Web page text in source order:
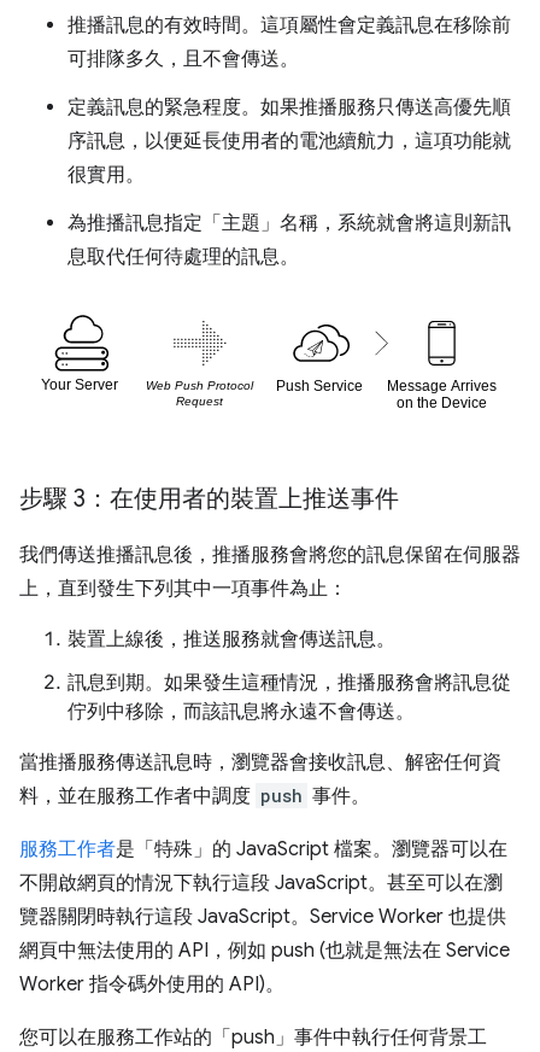
推播訊息的有效時間。這項屬性會定義訊息在移除前
可排隊多久，且不會傳送。
定義訊息的緊急程度。如果推播服務只傳送高優先順
序訊息，以便延長使用者的電池續航力，這項功能就
很實用。
為推播訊息指定「主題」名稱，系統就會將這則新訊
息取代任何待處理的訊息。
步驟 3：在使用者的裝置上推送事件
我們傳送推播訊息後，推播服務會將您的訊息保留在伺服器
上，直到發生下列其中一項事件為止：
裝置上線後，推送服務就會傳送訊息。
訊息到期。如果發生這種情況，推播服務會將訊息從
佇列中移除，而該訊息將永遠不會傳送。
當推播服務傳送訊息時，瀏覽器會接收訊息、解密任何資
料，並在服務工作者中調度 push 事件。
服務工作者是「特殊」的 JavaScript 檔案。瀏覽器可以在
不開啟網頁的情況下執行這段 JavaScript。甚至可以在瀏
覽器關閉時執行這段 JavaScript。Service Worker 也提供
網頁中無法使用的 API，例如 push (也就是無法在 Service
Worker 指令碼外使用的 API)。
您可以在服務工作站的「push」事件中執行任何背景工